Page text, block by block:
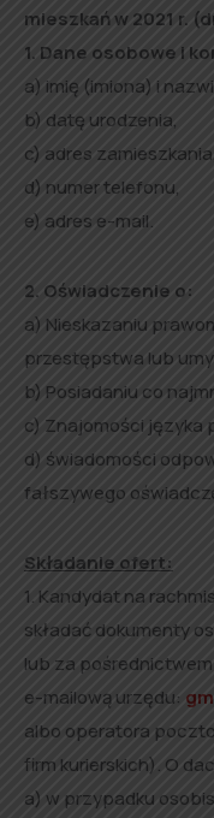
mieszkań w 2021 r.
1. Dane osobowe i
a) imię (imiona) i
b) datę urodzenia,
c) adres zamieszkania,
d) numer telefonu,
e) adres e-mail.
2. Oświadczenie o:
a) Nieskazaniu
przestępstwa lub
b) Posiadaniu co
c) Znajomości języka
d) świadomości
fałszywego
Składanie ofert:
1. Kandydat na
składać dokumenty
lub za
e-mailową urzędu:
albo operatora
firm kurierskich). O
a) w przypadku